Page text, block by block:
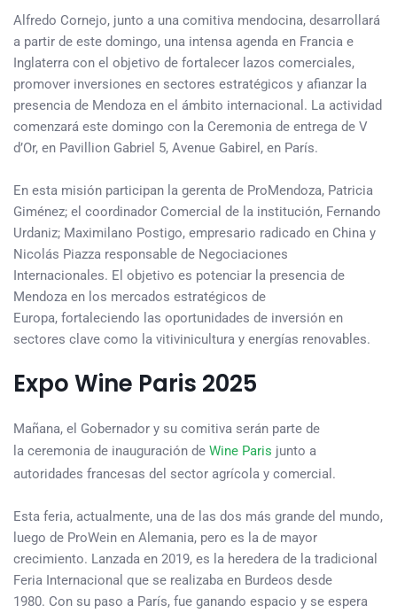
Alfredo Cornejo, junto a una comitiva mendocina, desarrollará
a partir de este domingo, una intensa agenda en Francia e
Inglaterra con el objetivo de fortalecer lazos comerciales,
promover inversiones en sectores estratégicos y afianzar la
presencia de Mendoza en el ámbito internacional. La actividad
comenzará este domingo con la Ceremonia de entrega de V
d’Or, en Pavillion Gabriel 5, Avenue Gabirel, en París.
En esta misión participan la gerenta de ProMendoza, Patricia
Giménez; el coordinador Comercial de la institución, Fernando
Urdaniz; Maximilano Postigo, empresario radicado en China y
Nicolás Piazza responsable de Negociaciones
Internacionales. El objetivo es potenciar la presencia de
Mendoza en los mercados estratégicos de
Europa, fortaleciendo las oportunidades de inversión en
sectores clave como la vitivinicultura y energías renovables.
Expo Wine Paris 2025
Mañana, el Gobernador y su comitiva serán parte de
la ceremonia de inauguración de Wine Paris junto a
autoridades francesas del sector agrícola y comercial.
Esta feria, actualmente, una de las dos más grande del mundo,
luego de ProWein en Alemania, pero es la de mayor
crecimiento. Lanzada en 2019, es la heredera de la tradicional
Feria Internacional que se realizaba en Burdeos desde
1980. Con su paso a París, fue ganando espacio y se espera